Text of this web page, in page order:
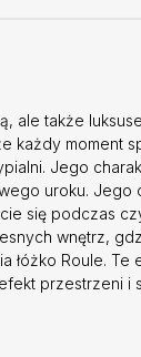
także
każdy moment
Jego
uroku. Jego
się podczas
wnętrz,
łóżko Roule. Te
przestrzeni i